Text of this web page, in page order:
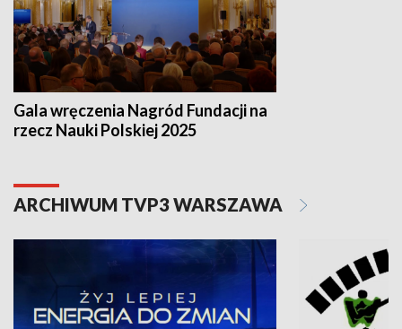
Gala wręczenia Nagród Fundacji na
rzecz Nauki Polskiej 2025
ARCHIWUM TVP3 WARSZAWA